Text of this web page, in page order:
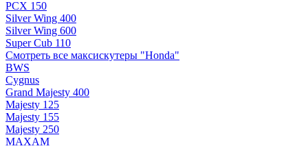
PCX 150
Silver Wing 400
Silver Wing 600
Super Cub 110
Смотреть все максискутеры "Honda"
BWS
Cygnus
Grand Majesty 400
Majesty 125
Majesty 155
Majesty 250
MAXAM